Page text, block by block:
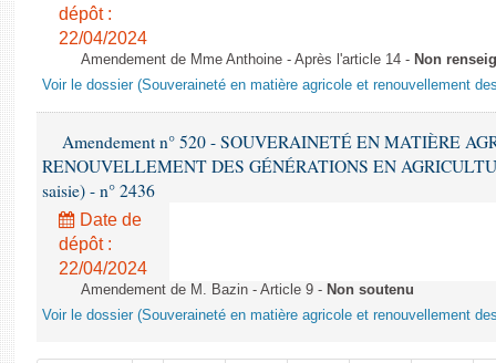
dépôt :
22/04/2024
Amendement de Mme Anthoine - Après l'article 14 - Non
Voir le dossier (Souveraineté en matière agricole et renouvellement
Amendement n° 520 - SOUVERAINETÉ EN MATIÈRE
RENOUVELLEMENT DES GÉNÉRATIONS EN
saisie) - n° 2436
Date de
dépôt :
22/04/2024
Amendement de M. Bazin - Article 9 - Non soutenu
Voir le dossier (Souveraineté en matière agricole et renouvellement